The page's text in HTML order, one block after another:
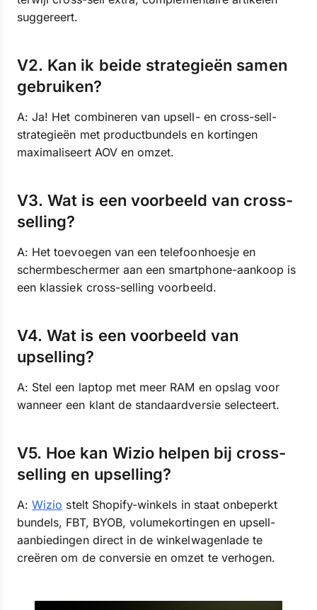
suggereert.
V2. Kan ik beide strategieën samen
gebruiken?
A: Ja! Het combineren van upsell- en cross-sell-
strategieën met productbundels en kortingen
maximaliseert AOV en omzet.
V3. Wat is een voorbeeld van cross-
selling?
A: Het toevoegen van een telefoonhoesje en
schermbeschermer aan een smartphone-aankoop is
een klassiek cross-selling voorbeeld.
V4. Wat is een voorbeeld van
upselling?
A: Stel een laptop met meer RAM en opslag voor
wanneer een klant de standaardversie selecteert.
V5. Hoe kan Wizio helpen bij cross-
selling en upselling?
A:Wizio stelt Shopify-winkels in staat onbeperkt
bundels, FBT, BYOB, volumekortingen en upsell-
aanbiedingen direct in de winkelwagenlade te
creëren om de conversie en omzet te verhogen.